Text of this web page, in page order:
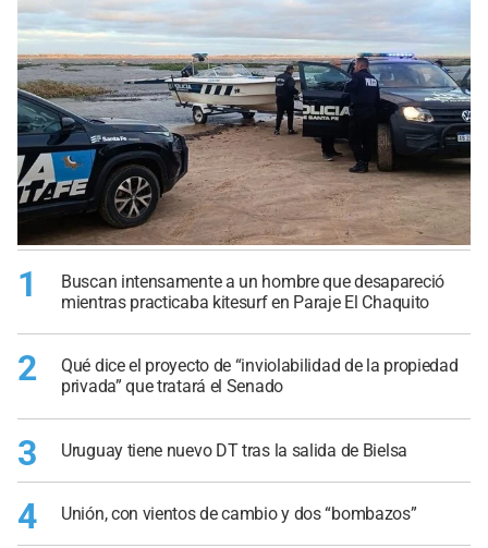
1
Buscan intensamente a un hombre que desapareció
mientras practicaba kitesurf en Paraje El Chaquito
2
Qué dice el proyecto de “inviolabilidad de la propiedad
privada” que tratará el Senado
3 Uruguay tiene nuevo DT tras la salida de Bielsa
4 Unión, con vientos de cambio y dos “bombazos”